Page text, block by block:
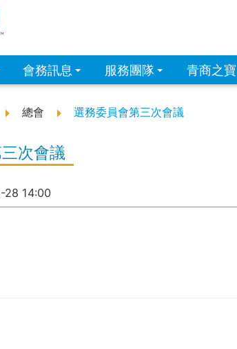
會務訊息 服務團隊 青商之寶
總會 選務委員會第三次會議
次會議
28 14:00